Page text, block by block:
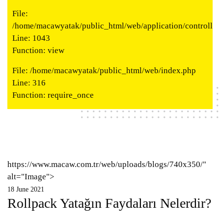
File:
/home/macawyatak/public_html/web/application/
Line: 1043
Function: view
File: /home/macawyatak/public_html/web/index.php
Line: 316
Function: require_once
https://www.macaw.com.tr/web/uploads/blogs/740x350/"
alt="Image">
18 June 2021
Rollpack Yatağın Faydaları Nelerdir?